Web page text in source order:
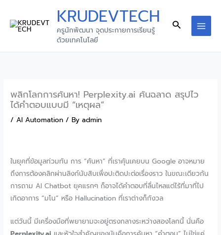
content
KRUDEVTECH
ครูนักพัฒนา จุดประกายการเรียนรู้
ด้วยเทคโนโลยี
Search
พลิกโลกการค้นหา! Perplexity.ai ค้นฉลาด สรุปไว
ได้คำตอบแบบมี “เหตุผล”
/AI Automation / Byadmin
ในยุคที่ข้อมูลท่วมท้น การ “ค้นหา” ที่เราคุ้นเคยบน Google อาจหมาย
ถึงการต้องคลิกผ่านลิงก์นับสิบเพื่อปะติดปะต่อเรื่องราว ในขณะเดียวกัน
การถาม AI Chatbot ยุคแรกๆ ก็อาจได้คำตอบที่ลื่นไหลแต่ไร้ที่มาที่ไป
เกิดอาการ “มโน” หรือ Hallucination ที่เราต่างก็กังวล
แต่วันนี้ มีเครื่องมือที่พยายามจะอยู่ตรงกลางระหว่างสองโลกนี้ นั่นคือ